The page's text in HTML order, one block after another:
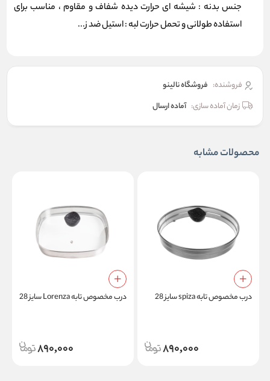
جنس بدنه : شیشه ای حرارت دیده شفاف و مقاوم ، مناسب برای
استفاده طولانی و تحمل حرارت لبه : استیل ضد ز...
فروشنده: فروشگاه نالینو
زمان آماده سازی: آماده ارسال
محصولات مشابه
درب مخصوص تابه spiza سایز 28
890,000
درب مخصوص تابه Lorenza سایز 28
890,000